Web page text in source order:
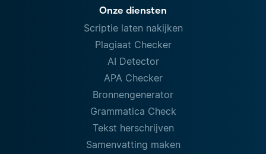
Onze diensten
Scriptie laten nakijken
Plagiaat Checker
AI Detector
APA Checker
Bronnengenerator
Grammatica Check
Tekst herschrijven
Samenvatting maken